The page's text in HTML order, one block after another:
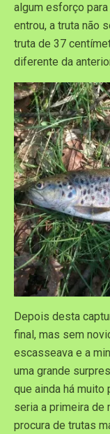
algum esforço para
entrou, a truta não
truta de 37
diferente da
Depois desta
final, mas sem
escasseava e a
uma grande
que ainda há
seria a primeira de
procura de trutas